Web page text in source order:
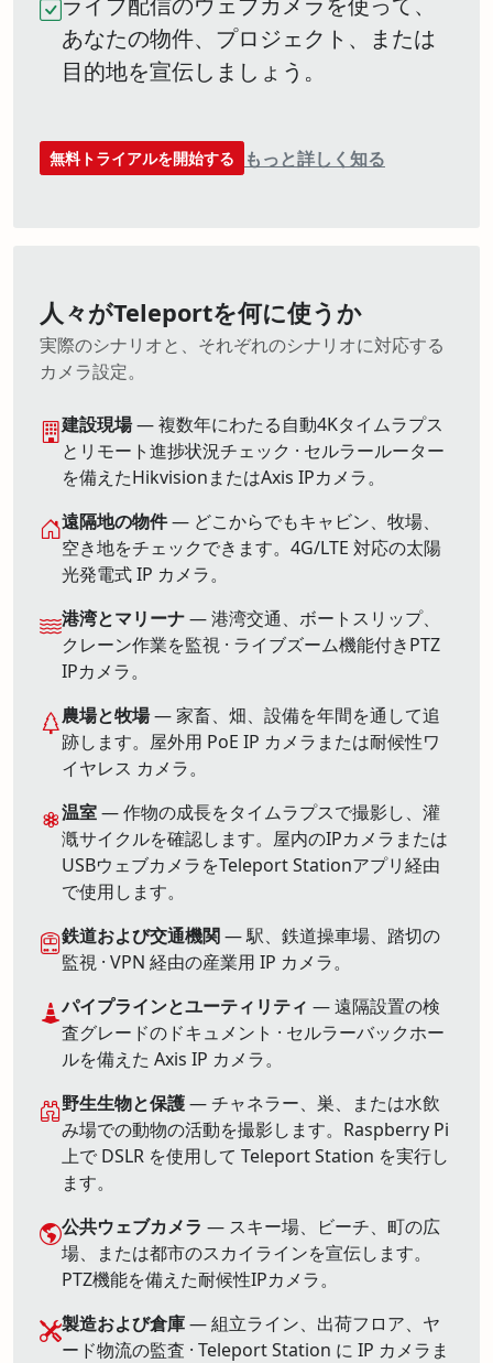
あなたの物件、プロジェクト、または
目的地を宣伝しましょう。
無料トライアルを開始する もっと詳しく知る
人々がTeleportを何に使うか
実際のシナリオと、それぞれのシナリオに対応する
カメラ設定。
建設現場— 複数年にわたる自動4Kタイムラプス
とリモート進捗状況チェック · セルラールーター
を備えたHikvisionまたはAxis IPカメラ。
遠隔地の物件— どこからでもキャビン、牧場、
空き地をチェックできます。4G/LTE 対応の太陽
光発電式 IP カメラ。
港湾とマリーナ— 港湾交通、ボートスリップ、
クレーン作業を監視 · ライブズーム機能付きPTZ
IPカメラ。
農場と牧場— 家畜、畑、設備を年間を通して追
跡します。屋外用 PoE IP カメラまたは耐候性ワ
イヤレス カメラ。
温室— 作物の成長をタイムラプスで撮影し、灌
漑サイクルを確認します。屋内のIPカメラまたは
USBウェブカメラをTeleport Stationアプリ経由
で使用します。
鉄道および交通機関— 駅、鉄道操車場、踏切の
監視 · VPN 経由の産業用 IP カメラ。
パイプラインとユーティリティ — 遠隔設置の検
査グレードのドキュメント · セルラーバックホー
ルを備えた Axis IP カメラ。
野生生物と保護— チャネラー、巣、または水飲
み場での動物の活動を撮影します。Raspberry Pi
上で DSLR を使用して Teleport Station を実行し
ます。
公共ウェブカメラ — スキー場、ビーチ、町の広
場、または都市のスカイラインを宣伝します。
PTZ機能を備えた耐候性IPカメラ。
製造および倉庫— 組立ライン、出荷フロア、ヤ
ード物流の監査 · Teleport Station に IP カメラま